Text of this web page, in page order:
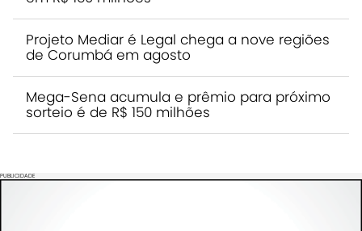
Projeto Mediar é Legal chega a nove regiões
de Corumbá em agosto
Mega-Sena acumula e prêmio para próximo
sorteio é de R$ 150 milhões
PUBLICIDADE